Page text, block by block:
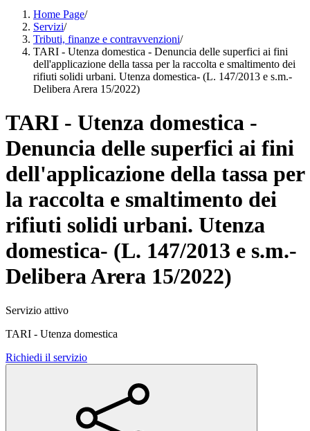
Home Page/
Servizi/
Tributi, finanze e contravvenzioni/
TARI - Utenza domestica - Denuncia delle superfici ai fini
dell'applicazione della tassa per la raccolta e smaltimento dei
rifiuti solidi urbani. Utenza domestica- (L. 147/2013 e s.m.-
Delibera Arera 15/2022)
TARI - Utenza domestica -
Denuncia delle superfici ai fini
dell'applicazione della tassa per
la raccolta e smaltimento dei
rifiuti solidi urbani. Utenza
domestica- (L. 147/2013 e s.m.-
Delibera Arera 15/2022)
Servizio attivo
TARI - Utenza domestica
Richiedi il servizio